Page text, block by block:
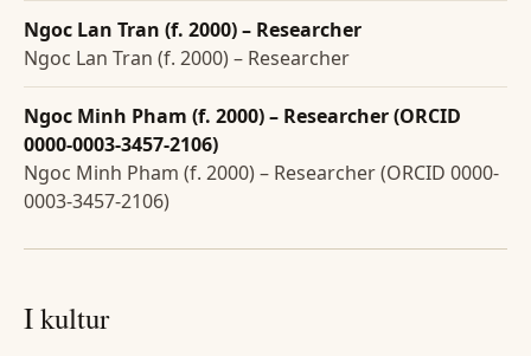
Ngoc Lan Tran (f. 2000) – Researcher
Ngoc Lan Tran (f. 2000) – Researcher
Ngoc Minh Pham (f. 2000) – Researcher (ORCID
0000-0003-3457-2106)
Ngoc Minh Pham (f. 2000) – Researcher (ORCID 0000-
0003-3457-2106)
I kultur